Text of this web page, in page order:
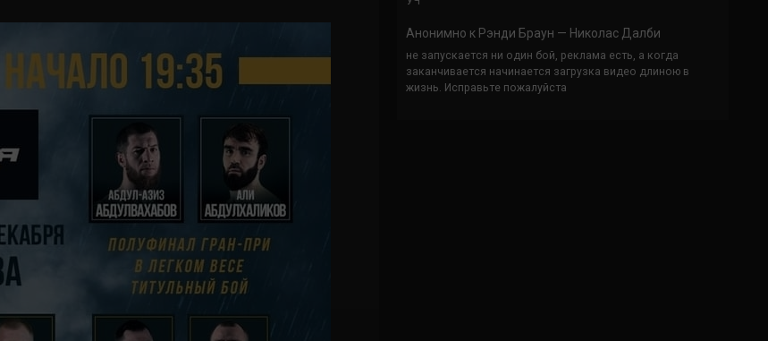
Анонимно к Рэнди Браун — Николас Далби
не запускается ни один бой, реклама есть, а когда
заканчивается начинается загрузка видео длиною в
жизнь. Исправьте пожалуйста